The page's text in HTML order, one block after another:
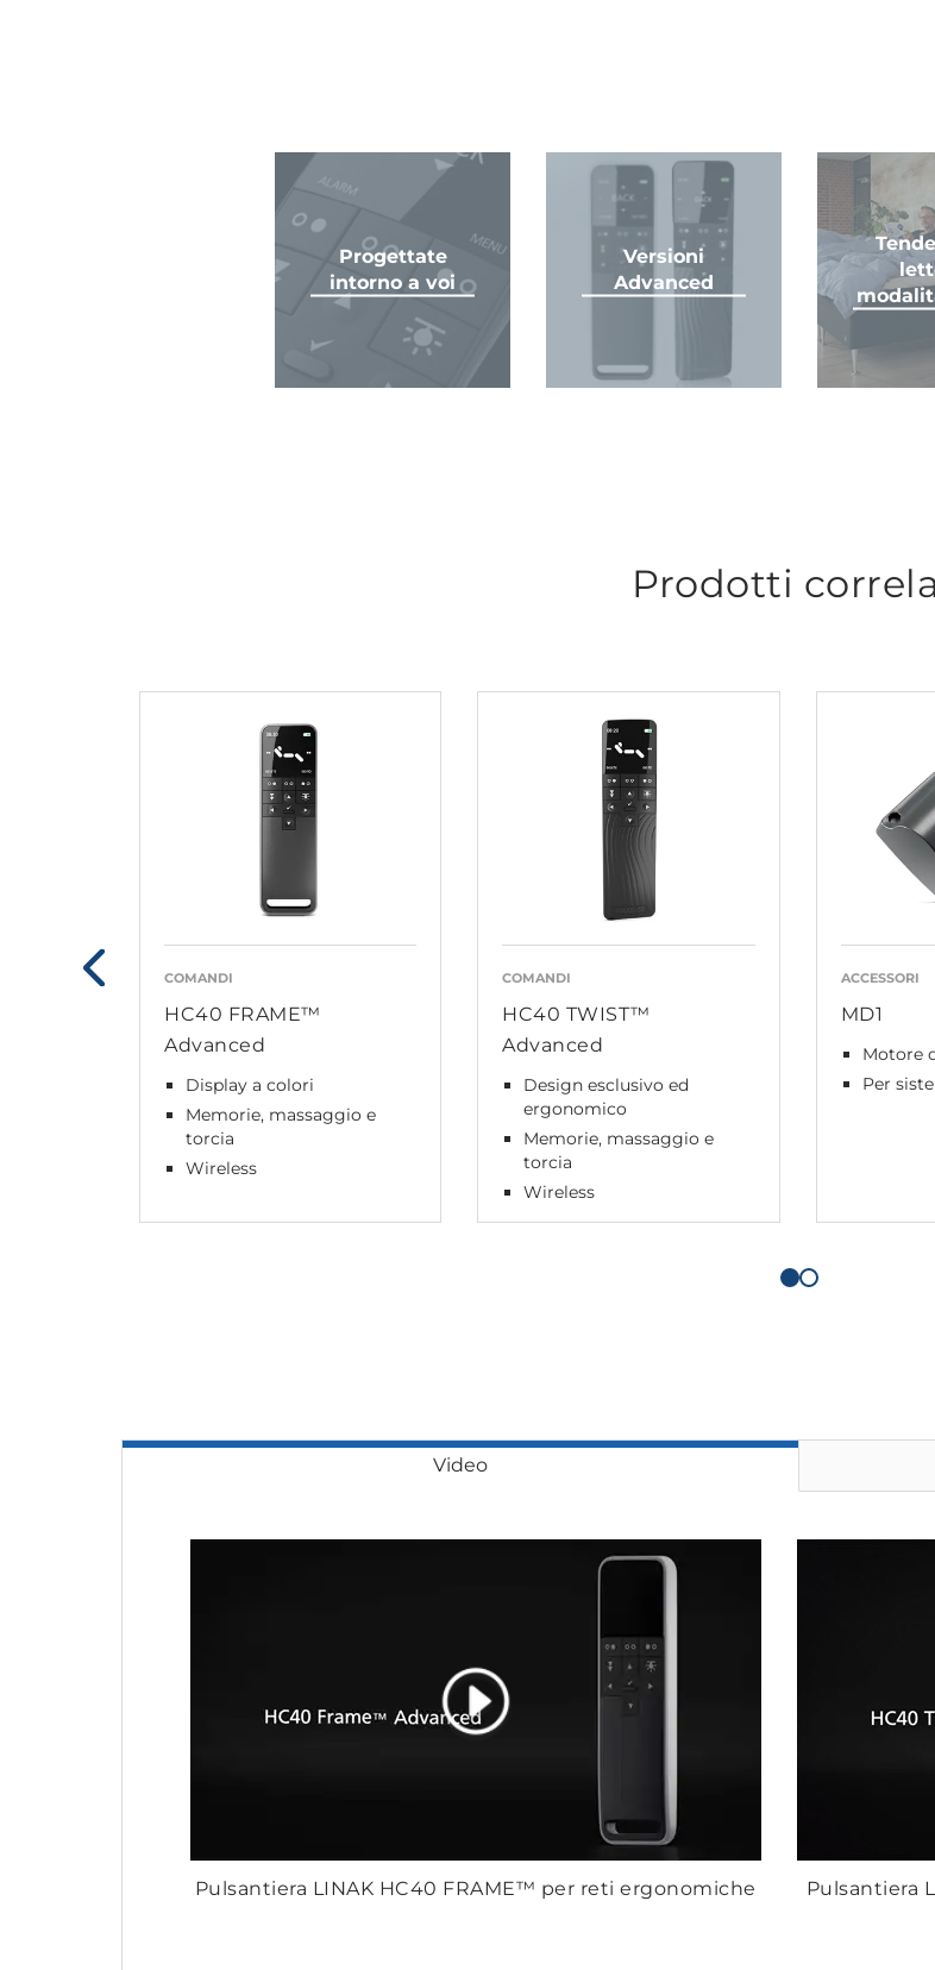
Progettate
intorno a voi
Versioni
Advanced
Prodotti
COMANDI
HC40 FRAME™
Advanced
Display a colori
Memorie, massaggio e
torcia
Wireless
COMANDI
HC40 TWIST™
Advanced
Design esclusivo ed
ergonomico
Memorie, massaggio e
torcia
Wireless
ACCESSORI
MD1
Motore
Per
Video
Pulsantiera LINAK HC40 FRAME™ per reti ergonomiche Pulsantiera